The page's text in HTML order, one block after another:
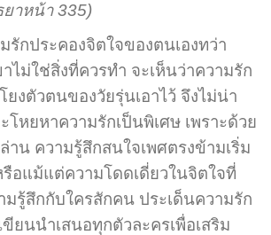
าหน้า 335)
ประคองจิตใจของตนเองทว่า
ไม่ใช่สิ่งที่ควรทำ จะเห็นว่าความรัก
ยงตัวตนของวัยรุ่นเอาไว้ จึงไม่น่า
โหยหาความรักเป็นพิเศษ เพราะด้วย
าน ความรู้สึกสนใจเพศตรงข้ามเริ่ม
อแม้แต่ความโดดเดี่ยวในจิตใจที่
มรู้สึกกับใครสักคน ประเด็นความรัก
ยนนำเสนอทุกตัวละครเพื่อเสริม